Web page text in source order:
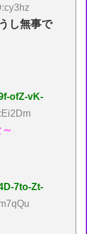
し無事で
ofZ-vK-
7to-Zt-